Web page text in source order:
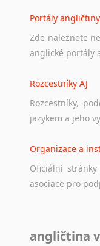
Portály angličtiny
Zde naleznete
anglické portály
Rozcestníky AJ
Rozcestníky,
jazykem a jeho
Organizace a
Oficiální stránky
asociace pro
Ať už se jedná o
angličtina